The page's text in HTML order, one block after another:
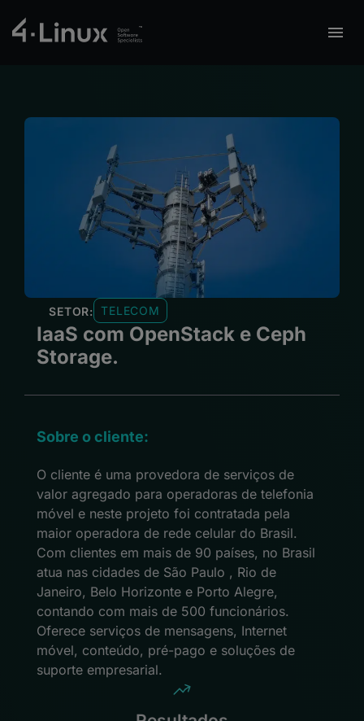
SETOR: TELECOM
IaaS com OpenStack e Ceph
Storage.
Sobre o cliente:
O cliente é uma provedora de serviços de
valor agregado para operadoras de telefonia
móvel e neste projeto foi contratada pela
maior operadora de rede celular do Brasil.
Com clientes em mais de 90 países, no Brasil
atua nas cidades de São Paulo , Rio de
Janeiro, Belo Horizonte e Porto Alegre,
contando com mais de 500 funcionários.
Oferece serviços de mensagens, Internet
móvel, conteúdo, pré-pago e soluções de
suporte empresarial.